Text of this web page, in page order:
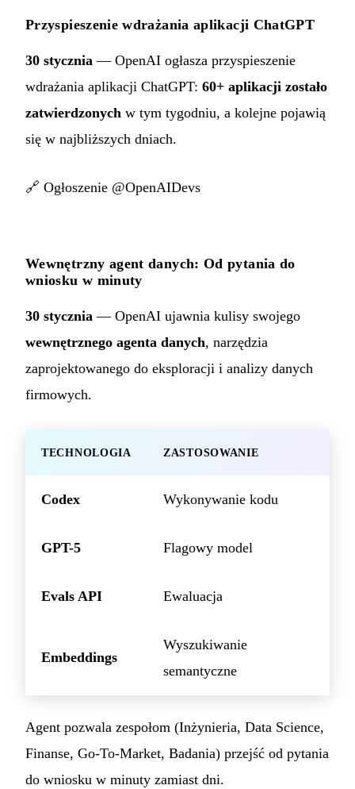
Przyspieszenie wdrażania aplikacji ChatGPT
30 stycznia — OpenAI ogłasza przyspieszenie
wdrażania aplikacji ChatGPT: 60+ aplikacji zostało
zatwierdzonych w tym tygodniu, a kolejne pojawią
się w najbliższych dniach.
🔗 Ogłoszenie @OpenAIDevs
Wewnętrzny agent danych: Od pytania do
wniosku w minuty
30 stycznia — OpenAI ujawnia kulisy swojego
wewnętrznego agenta danych, narzędzia
zaprojektowanego do eksploracji i analizy danych
firmowych.
TECHNOLOGIA ZASTOSOWANIE
Codex Wykonywanie kodu
GPT-5 Flagowy model
Evals API Ewaluacja
Embeddings
Wyszukiwanie
semantyczne
Agent pozwala zespołom (Inżynieria, Data Science,
Finanse, Go-To-Market, Badania) przejść od pytania
do wniosku w minuty zamiast dni.